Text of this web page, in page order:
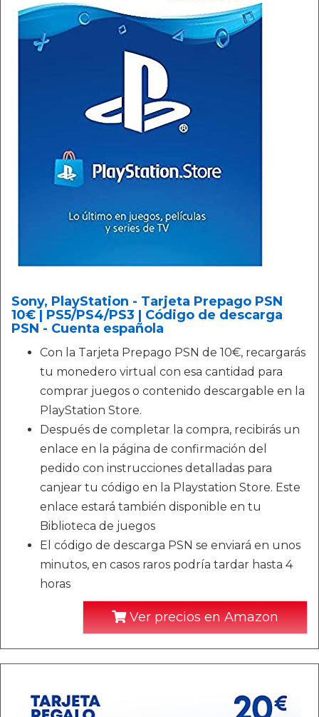
Sony, PlayStation - Tarjeta Prepago PSN
10€ | PS5/PS4/PS3 | Código de descarga
PSN - Cuenta española
Con la Tarjeta Prepago PSN de 10€, recargarás
tu monedero virtual con esa cantidad para
comprar juegos o contenido descargable en la
PlayStation Store.
Después de completar la compra, recibirás un
enlace en la página de confirmación del
pedido con instrucciones detalladas para
canjear tu código en la Playstation Store. Este
enlace estará también disponible en tu
Biblioteca de juegos
El código de descarga PSN se enviará en unos
minutos, en casos raros podría tardar hasta 4
horas
Ver precios en Amazon